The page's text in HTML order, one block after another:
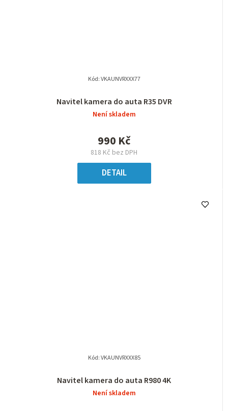
Navitel kamera do auta R35 DVR
Není skladem
818 Kč bez DPH
990 Kč
DETAIL
Kód:VKAUNVRXXX77
Navitel kamera do auta R980 4K
Není skladem
Kód:VKAUNVRXXX85